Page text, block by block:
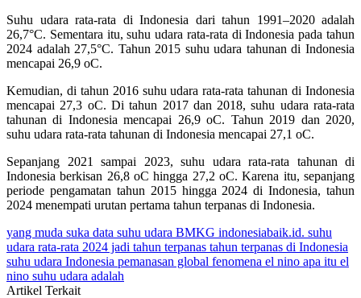
Suhu udara rata-rata di Indonesia dari tahun 1991–2020 adalah
26,7°C. Sementara itu, suhu udara rata-rata di Indonesia pada tahun
2024 adalah 27,5°C. Tahun 2015 suhu udara tahunan di Indonesia
mencapai 26,9 oC.
Kemudian, di tahun 2016 suhu udara rata-rata tahunan di Indonesia
mencapai 27,3 oC. Di tahun 2017 dan 2018, suhu udara rata-rata
tahunan di Indonesia mencapai 26,9 oC. Tahun 2019 dan 2020,
suhu udara rata-rata tahunan di Indonesia mencapai 27,1 oC.
Sepanjang 2021 sampai 2023, suhu udara rata-rata tahunan di
Indonesia berkisan 26,8 oC hingga 27,2 oC. Karena itu, sepanjang
periode pengamatan tahun 2015 hingga 2024 di Indonesia, tahun
2024 menempati urutan pertama tahun terpanas di Indonesia.
yang muda suka data suhu udara BMKG indonesiabaik.id. suhu
udara rata-rata 2024 jadi tahun terpanas tahun terpanas di Indonesia
suhu udara Indonesia pemanasan global fenomena el nino apa itu el
nino suhu udara adalah
Artikel Terkait